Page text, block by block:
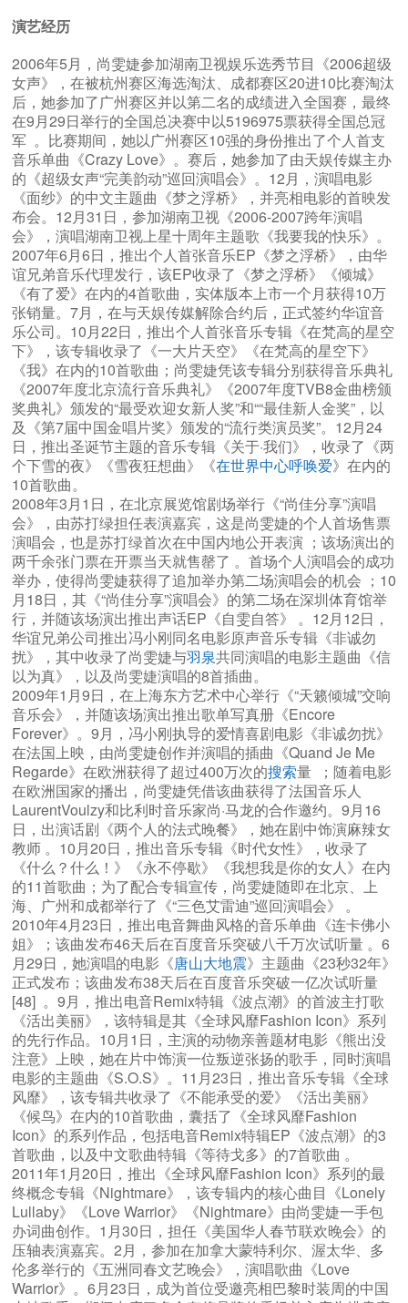
演艺经历
2006年5月，尚雯婕参加湖南卫视娱乐选秀节目《2006超级
女声》，在被杭州赛区海选淘汰、成都赛区20进10比赛淘汰
后，她参加了广州赛区并以第二名的成绩进入全国赛，最终
在9月29日举行的全国总决赛中以5196975票获得全国总冠
军 。比赛期间，她以广州赛区10强的身份推出了个人首支
音乐单曲《Crazy Love》。赛后，她参加了由天娱传媒主办
的《超级女声“完美韵动”巡回演唱会》。12月，演唱电影
《面纱》的中文主题曲《梦之浮桥》，并亮相电影的首映发
布会。12月31日，参加湖南卫视《2006-2007跨年演唱
会》，演唱湖南卫视上星十周年主题歌《我要我的快乐》。
2007年6月6日，推出个人首张音乐EP《梦之浮桥》，由华
谊兄弟音乐代理发行，该EP收录了《梦之浮桥》《倾城》
《有了爱》在内的4首歌曲，实体版本上市一个月获得10万
张销量。7月，在与天娱传媒解除合约后，正式签约华谊音
乐公司。10月22日，推出个人首张音乐专辑《在梵高的星空
下》，该专辑收录了《一大片天空》《在梵高的星空下》
《我》在内的10首歌曲；尚雯婕凭该专辑分别获得音乐典礼
《2007年度北京流行音乐典礼》《2007年度TVB8金曲榜颁
奖典礼》颁发的“最受欢迎女新人奖”和““最佳新人金奖”，以
及《第7届中国金唱片奖》颁发的“流行类演员奖”。12月24
日，推出圣诞节主题的音乐专辑《关于·我们》，收录了《两
个下雪的夜》《雪夜狂想曲》《在世界中心呼唤爱》在内的
10首歌曲。
2008年3月1日，在北京展览馆剧场举行《“尚佳分享”演唱
会》，由苏打绿担任表演嘉宾，这是尚雯婕的个人首场售票
演唱会，也是苏打绿首次在中国内地公开表演 ；该场演出的
两千余张门票在开票当天就售罄了 。首场个人演唱会的成功
举办，使得尚雯婕获得了追加举办第二场演唱会的机会 ；10
月18日，其《“尚佳分享”演唱会》的第二场在深圳体育馆举
行，并随该场演出推出声话EP《自雯自答》 。12月12日，
华谊兄弟公司推出冯小刚同名电影原声音乐专辑《非诚勿
扰》，其中收录了尚雯婕与羽泉共同演唱的电影主题曲《信
以为真》，以及尚雯婕演唱的8首插曲。
2009年1月9日，在上海东方艺术中心举行《“天籁倾城”交响
音乐会》，并随该场演出推出歌单写真册《Encore
Forever》。9月，冯小刚执导的爱情喜剧电影《非诚勿扰》
在法国上映，由尚雯婕创作并演唱的插曲《Quand Je Me
Regarde》在欧洲获得了超过400万次的搜索量 ；随着电影
在欧洲国家的播出，尚雯婕凭借该曲获得了法国音乐人
LaurentVoulzy和比利时音乐家尚·马龙的合作邀约。9月16
日，出演话剧《两个人的法式晚餐》，她在剧中饰演麻辣女
教师 。10月20日，推出音乐专辑《时代女性》，收录了
《什么？什么！》《永不停歇》《我想我是你的女人》在内
的11首歌曲；为了配合专辑宣传，尚雯婕随即在北京、上
海、广州和成都举行了《“三色艾雷迪”巡回演唱会》 。
2010年4月23日，推出电音舞曲风格的音乐单曲《连卡佛小
姐》；该曲发布46天后在百度音乐突破八千万次试听量 。6
月29日，她演唱的电影《唐山大地震》主题曲《23秒32年》
正式发布；该曲发布38天后在百度音乐突破一亿次试听量
[48] 。9月，推出电音Remix特辑《波点潮》的首波主打歌
《活出美丽》，该特辑是其《全球风靡Fashion Icon》系列
的先行作品。10月1日，主演的动物亲善题材电影《熊出没
注意》上映，她在片中饰演一位叛逆张扬的歌手，同时演唱
电影的主题曲《S.O.S》。11月23日，推出音乐专辑《全球
风靡》，该专辑共收录了《不能承受的爱》《活出美丽》
《候鸟》在内的10首歌曲，囊括了《全球风靡Fashion
Icon》的系列作品，包括电音Remix特辑EP《波点潮》的3
首歌曲，以及中文歌曲特辑《等待戈多》的7首歌曲 。
2011年1月20日，推出《全球风靡Fashion Icon》系列的最
终概念专辑《Nightmare》，该专辑内的核心曲目《Lonely
Lullaby》《Love Warrior》《Nightmare》由尚雯婕一手包
办词曲创作。1月30日，担任《美国华人春节联欢晚会》的
压轴表演嘉宾。2月，参加在加拿大蒙特利尔、渥太华、多
伦多举行的《五洲同春文艺晚会》，演唱歌曲《Love
Warrior》。6月23日，成为首位受邀亮相巴黎时装周的中国